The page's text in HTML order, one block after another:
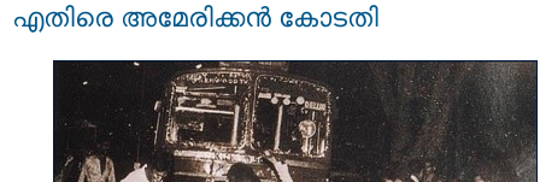
എതിരെ അമേരിക്കന്‍ കോടതി